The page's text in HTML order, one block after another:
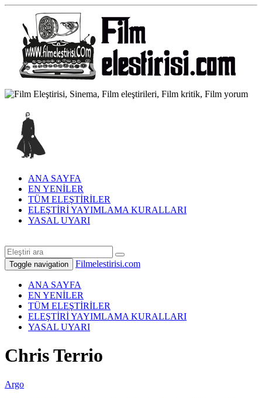
ANA SAYFA
EN YENİLER
TÜM ELEŞTİRİLER
ELEŞTİRİ YAYIMLAMA KURALLARI
YASAL UYARI
Toggle navigation Filmelestirisi.com
ANA SAYFA
EN YENİLER
TÜM ELEŞTİRİLER
ELEŞTİRİ YAYIMLAMA KURALLARI
YASAL UYARI
Chris Terrio
Argo